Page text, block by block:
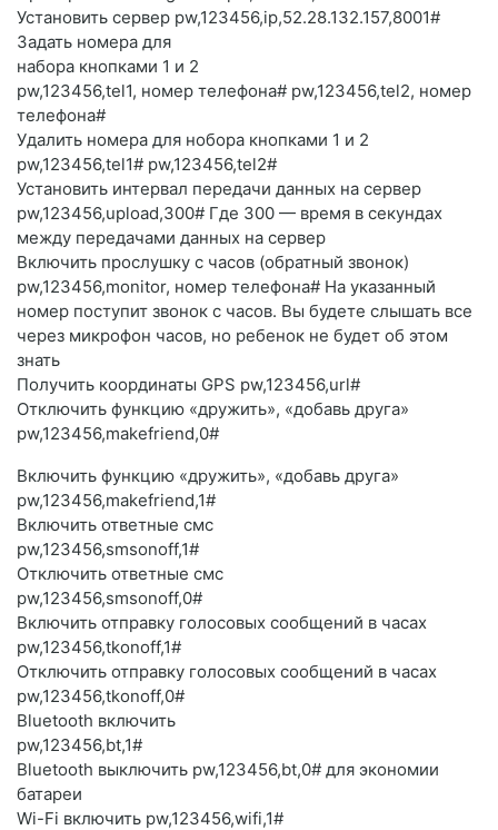
Установить сервер pw,123456,ip,52.28.132.157,8001#
Задать номера для
набора кнопками 1 и 2
pw,123456,tel1, номер телефона# pw,123456,tel2, номер
телефона#
Удалить номера для нобора кнопками 1 и 2
pw,123456,tel1# pw,123456,tel2#
Установить интервал передачи данных на сервер
pw,123456,upload,300# Где 300 — время в секундах
между передачами данных на сервер
Включить прослушку с часов (обратный звонок)
pw,123456,monitor, номер телефона# На указанный
номер поступит звонок с часов. Вы будете слышать все
через микрофон часов, но ребенок не будет об этом
знать
Получить координаты GPS pw,123456,url#
Отключить функцию «дружить», «добавь друга»
pw,123456,makefriend,0#
Включить функцию «дружить», «добавь друга»
pw,123456,makefriend,1#
Включить ответные смс
pw,123456,smsonoff,1#
Отключить ответные смс
pw,123456,smsonoff,0#
Включить отправку голосовых сообщений в часах
pw,123456,tkonoff,1#
Отключить отправку голосовых сообщений в часах
pw,123456,tkonoff,0#
Bluetooth включить
pw,123456,bt,1#
Bluetooth выключить pw,123456,bt,0# для экономии
батареи
Wi-Fi включить pw,123456,wifi,1#